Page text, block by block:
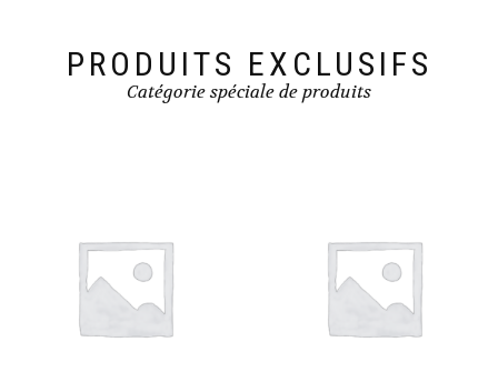
PRODUITS EXCLUSIFS
Catégorie spéciale de produits